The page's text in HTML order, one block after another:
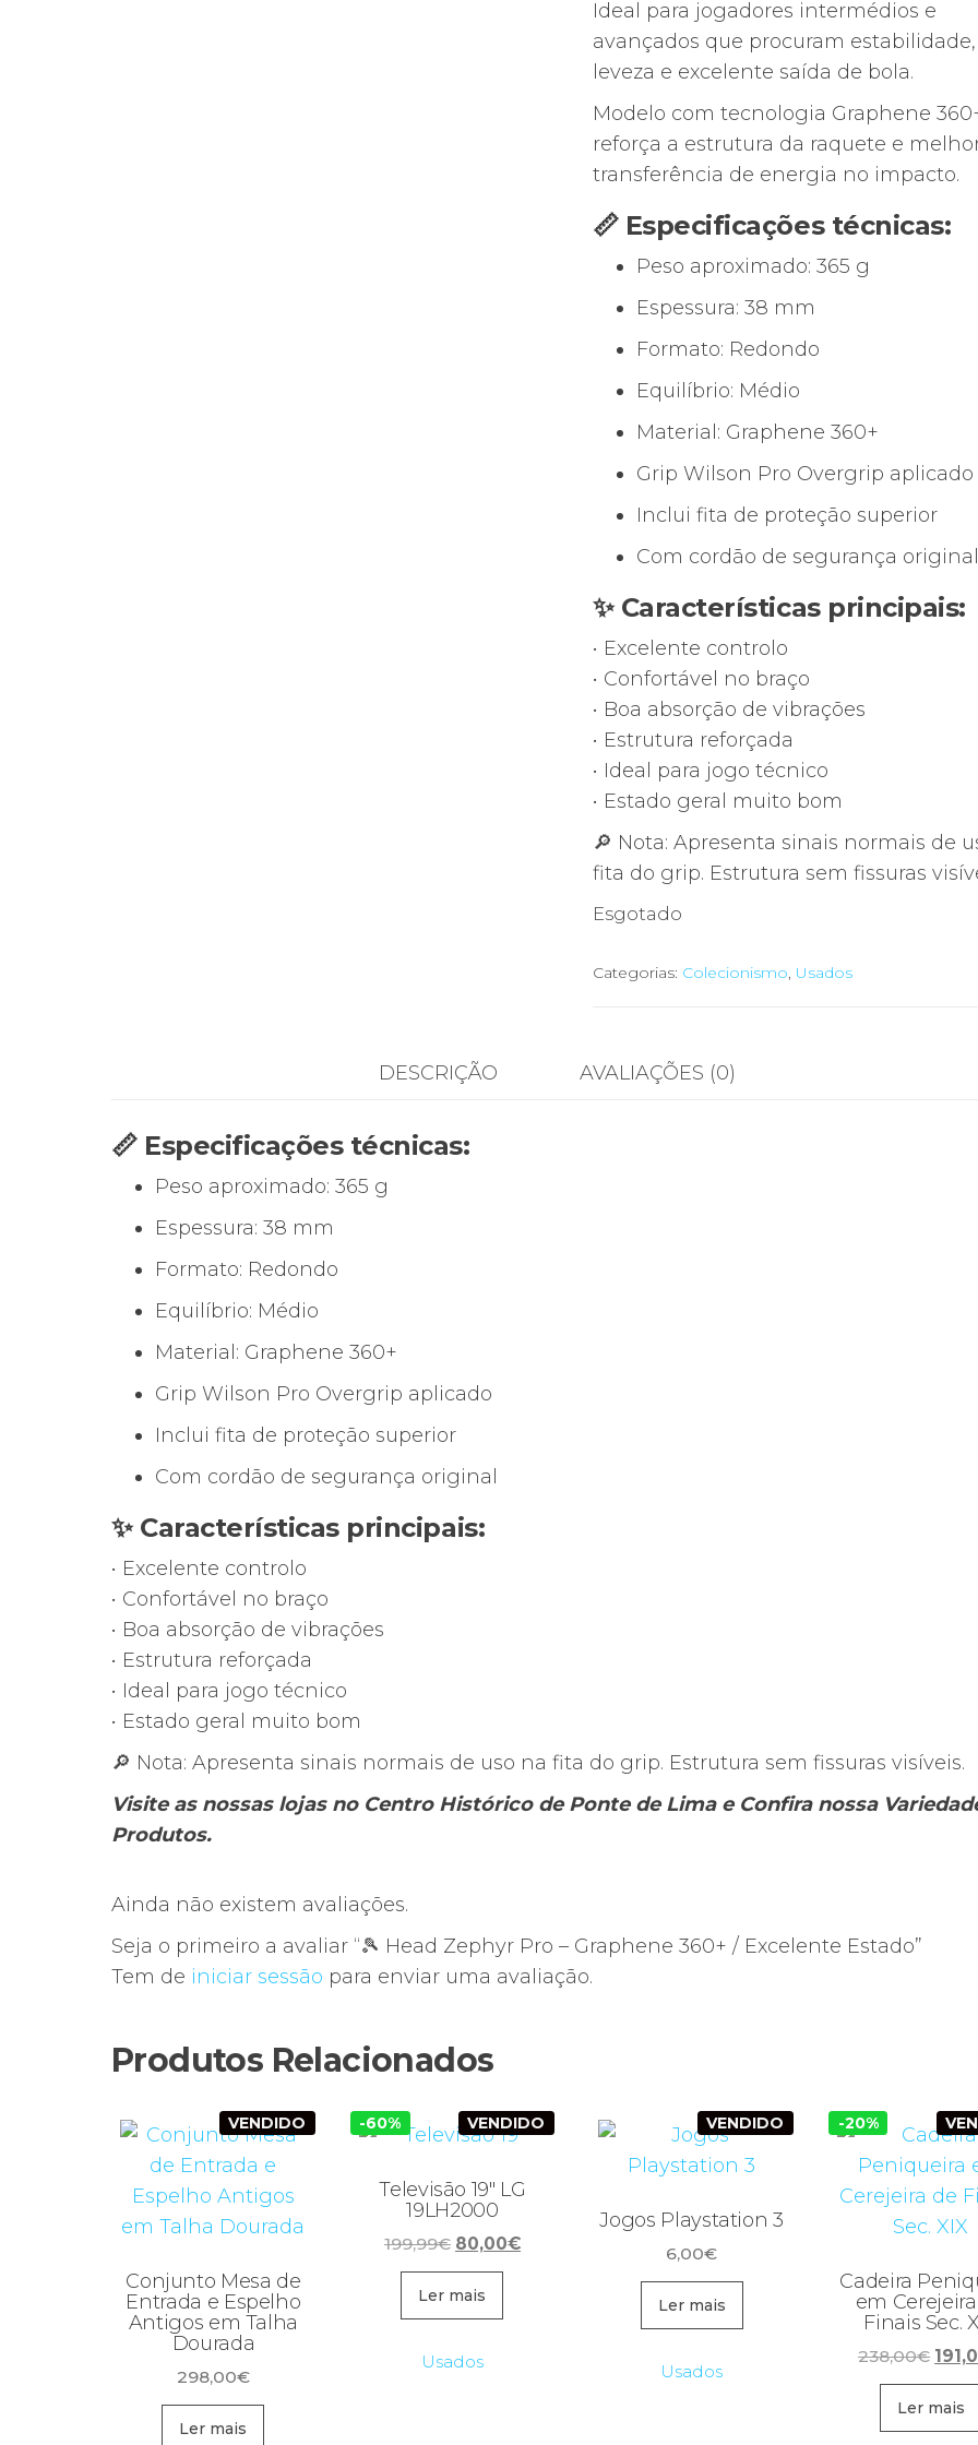
Ideal para jogadores intermédios e
avançados que procuram estabilidade,
leveza e excelente saída de bola.
Modelo com tecnologia Graphene
reforça a estrutura da raquete e
transferência de energia no impacto.
📏 Especificações técnicas:
Peso aproximado: 365 g
Espessura: 38 mm
Formato: Redondo
Equilíbrio: Médio
Material: Graphene 360+
Grip Wilson Pro Overgrip aplicado
Inclui fita de proteção superior
Com cordão de segurança original
✨ Características principais:
• Excelente controlo
• Confortável no braço
• Boa absorção de vibrações
• Estrutura reforçada
• Ideal para jogo técnico
• Estado geral muito bom
🔎 Nota: Apresenta sinais normais de
fita do grip. Estrutura sem fissuras
Esgotado
Categorias: Colecionismo, Usados
DESCRIÇÃO AVALIAÇÕES (0)
📏 Especificações técnicas:
Peso aproximado: 365 g
Espessura: 38 mm
Formato: Redondo
Equilíbrio: Médio
Material: Graphene 360+
Grip Wilson Pro Overgrip aplicado
Inclui fita de proteção superior
Com cordão de segurança original
✨ Características principais:
• Excelente controlo
• Confortável no braço
• Boa absorção de vibrações
• Estrutura reforçada
• Ideal para jogo técnico
• Estado geral muito bom
🔎 Nota: Apresenta sinais normais de uso na fita do grip. Estrutura sem fissuras visíveis.
Visite as nossas lojas no Centro Histórico de Ponte de Lima e Confira nossa
Produtos.
Ainda não existem avaliações.
Seja o primeiro a avaliar “🎾 Head Zephyr Pro – Graphene 360+ / Excelente Estado”
Tem de iniciar sessão para enviar uma avaliação.
Produtos Relacionados
VENDIDO
Conjunto Mesa de
Entrada e Espelho
Antigos em Talha
Dourada
298,00€
Ler mais
-60% VENDIDO
Televisão 19″ LG
19LH2000
199,99€ O
preço
original
era:
80,00€O
Ler mais
Usados
VENDIDO
Jogos Playstation 3
6,00€
Ler mais
Usados
-20%
Cadeira
em
Finais Sec.
238,00€ O
era:
Ler mais